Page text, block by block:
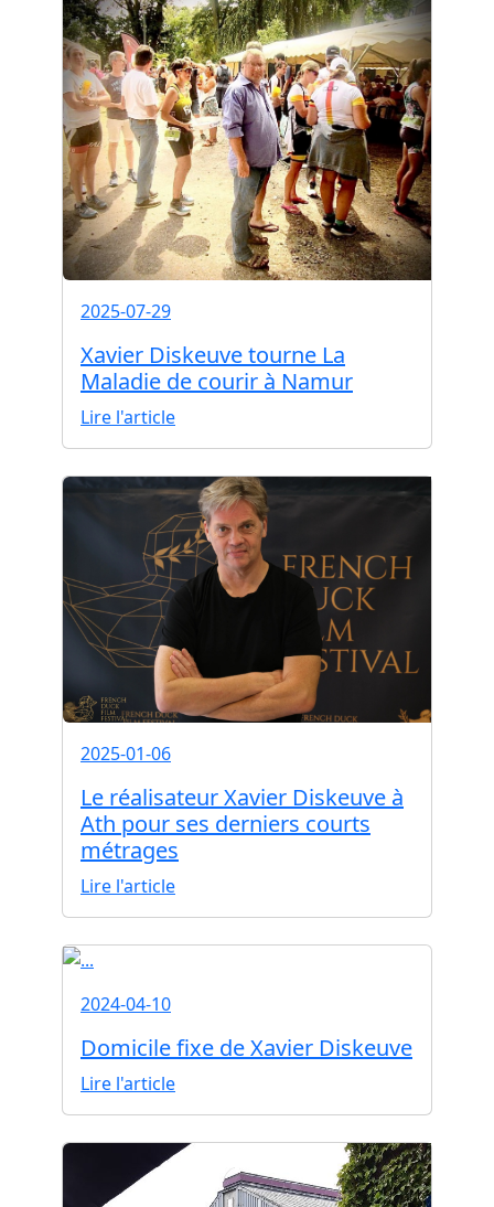
2025-07-29
Xavier Diskeuve tourne La
Maladie de courir à Namur
Lire l'article
2025-01-06
Le réalisateur Xavier Diskeuve à
Ath pour ses derniers courts
métrages
Lire l'article
2024-04-10
Domicile fixe de Xavier Diskeuve
Lire l'article